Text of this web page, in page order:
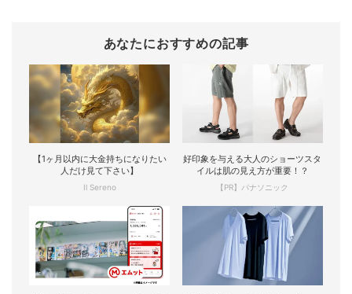
あなたにおすすめの記事
【1ヶ月以内に大金持ちになりたい
人だけ見て下さい】
Il Sereno
好印象を与える大人のショーツスタ
イルは肌の見え方が重要！？
【PR】パナソニック